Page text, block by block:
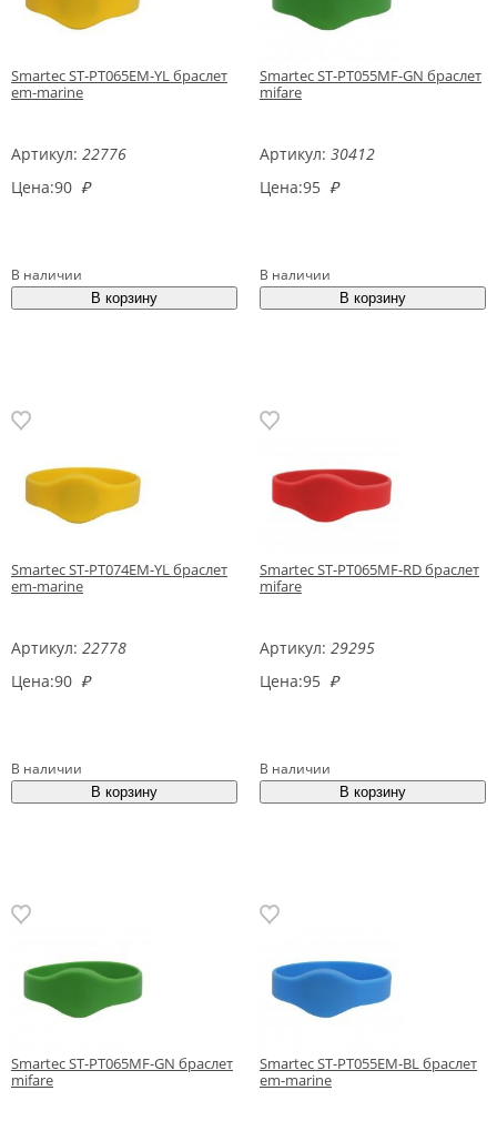
Smartec ST-PT065EM-YL браслет
em-marine
Артикул: 22776
Цена:90 ₽
В наличии
Smartec ST-PT055MF-GN браслет
mifare
Артикул: 30412
Цена:95 ₽
В наличии
Smartec ST-PT074EM-YL браслет
em-marine
Артикул: 22778
Цена:90 ₽
В наличии
Smartec ST-PT065MF-RD браслет
mifare
Артикул: 29295
Цена:95 ₽
В наличии
Smartec ST-PT065MF-GN браслет
mifare
Smartec ST-PT055EM-BL браслет
em-marine